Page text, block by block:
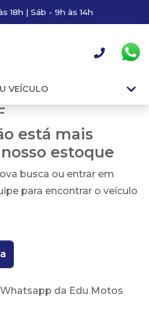
18h | Sáb - 9h às 14h
VEÍCULO
está mais
estoque
busca ou entrar em
para encontrar o veículo
da Edu Motos